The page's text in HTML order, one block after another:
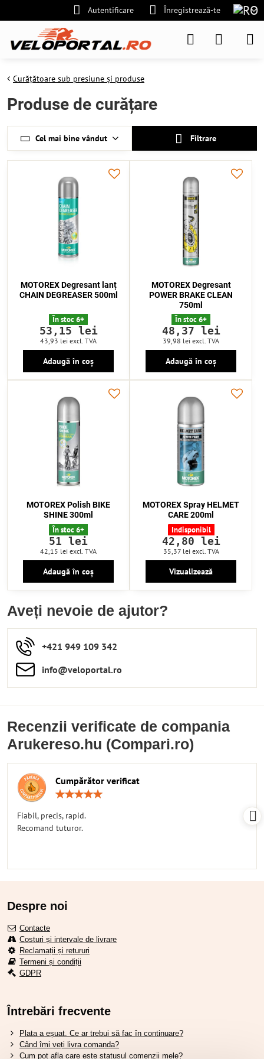
Autentificare Înregistrează-te
Curățătoare sub presiune și produse
Produse de curățare
Cel mai bine vândut Filtrare
MOTOREX Degresant lanț
CHAIN DEGREASER 500ml
În stoc 6+
53,15 lei
43,93 lei excl. TVA
Adaugă în coș
MOTOREX Degresant
POWER BRAKE CLEAN
750ml
În stoc 6+
48,37 lei
39,98 lei excl. TVA
Adaugă în coș
MOTOREX Polish BIKE
SHINE 300ml
În stoc 6+
51 lei
42,15 lei excl. TVA
Adaugă în coș
MOTOREX Spray HELMET
CARE 200ml
Indisponibil
42,80 lei
35,37 lei excl. TVA
Vizualizează
Aveți nevoie de ajutor?
+421 949 109 342
info​​@veloportal​.ro
Recenzii verificate de compania
Arukereso.hu (Compari.ro)
Cumpărător verificat
Fiabil, precis, rapid.
Recomand tuturor.
Despre noi
Contacte
Costuri și intervale de livrare
Reclamații și retururi
Termeni și condiții
GDPR
Întrebări frecvente
Plata a eșuat. Ce ar trebui să fac în continuare?
Când îmi veți livra comanda?
Cum pot afla care este statusul comenzii mele?